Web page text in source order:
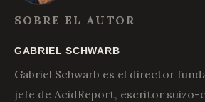
SOBRE EL AUTOR
GABRIEL SCHWARB
Gabriel Schwarb es el director
jefe de AcidReport, escritor suizo-